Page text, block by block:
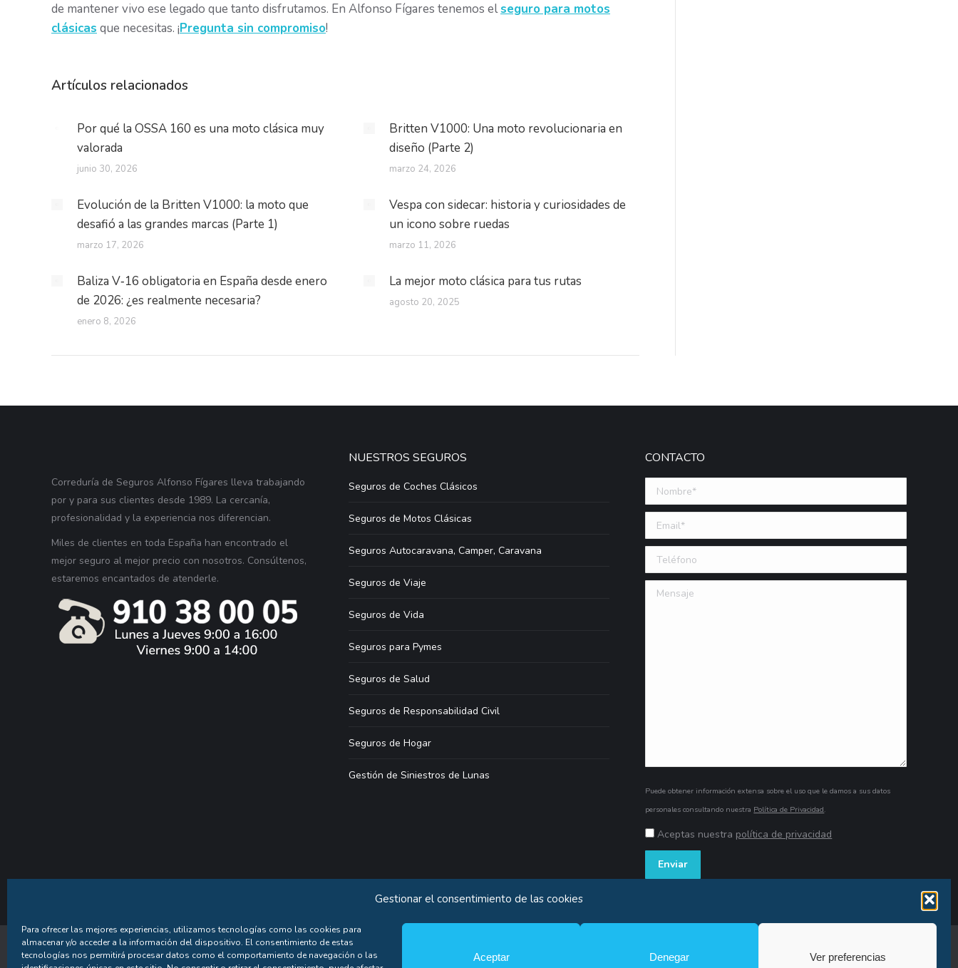
Gestionar el consentimiento de las cookies
Para ofrecer las mejores experiencias, utilizamos tecnologías como las cookies para
almacenar y/o acceder a la información del dispositivo. El consentimiento de estas
tecnologías nos permitirá procesar datos como el comportamiento de navegación o las
Aceptar Denegar Ver preferencias
de mantener vivo ese legado que tanto disfrutamos. En Alfonso Fígares tenemos elseguro para motos
clásicas que necesitas. ¡Pregunta sin compromiso!
Artículos relacionados
Por qué la OSSA 160 es una moto clásica muy
valorada
junio 30, 2026
Britten V1000: Una moto revolucionaria en
diseño (Parte 2)
marzo 24, 2026
Evolución de la Britten V1000: la moto que
desafió a las grandes marcas (Parte 1)
marzo 17, 2026
Vespa con sidecar: historia y curiosidades de
un icono sobre ruedas
marzo 11, 2026
Baliza V‑16 obligatoria en España desde enero
de 2026: ¿es realmente necesaria?
enero 8, 2026
La mejor moto clásica para tus rutas
agosto 20, 2025
Correduría de Seguros Alfonso Fígares lleva trabajando
por y para sus clientes desde 1989. La cercanía,
profesionalidad y la experiencia nos diferencian.
Miles de clientes en toda España han encontrado el
mejor seguro al mejor precio con nosotros. Consúltenos,
estaremos encantados de atenderle.
NUESTROS SEGUROS
Seguros de Coches Clásicos
Seguros de Motos Clásicas
Seguros Autocaravana, Camper, Caravana
Seguros de Viaje
Seguros de Vida
Seguros para Pymes
Seguros de Salud
Seguros de Responsabilidad Civil
Seguros de Hogar
Gestión de Siniestros de Lunas
CONTACTO
Nombre *
Email (requerido)
Teléfono
Mensaje
Puede obtener información extensa sobre el uso que le damos a sus datos
personales consultando nuestra Política de Privacidad.
Aceptas nuestra política de privacidad
Política de Privacidad Atención al cliente